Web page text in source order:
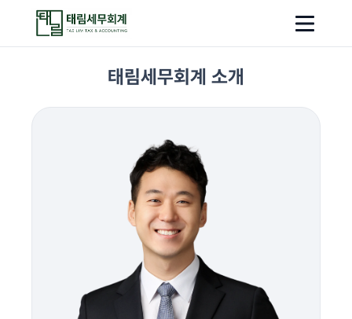
태림세무회계
태림세무회계 소개